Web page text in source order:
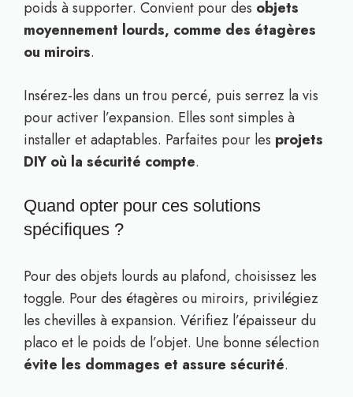
poids à supporter. Convient pour des objets
moyennement lourds, comme des étagères
ou miroirs.
Insérez-les dans un trou percé, puis serrez la vis
pour activer l’expansion. Elles sont simples à
installer et adaptables. Parfaites pour les projets
DIY où la sécurité compte.
Quand opter pour ces solutions
spécifiques ?
Pour des objets lourds au plafond, choisissez les
toggle. Pour des étagères ou miroirs, privilégiez
les chevilles à expansion. Vérifiez l’épaisseur du
placo et le poids de l’objet. Une bonne sélection
évite les dommages et assure sécurité.